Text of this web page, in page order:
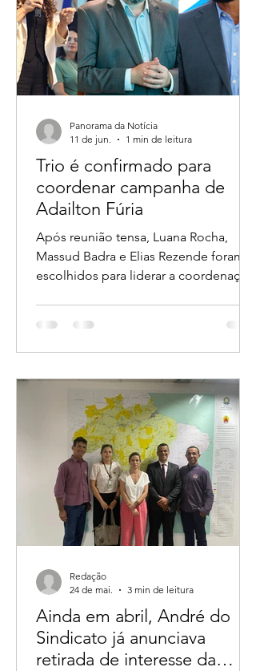
Trio é confirmado para
coordenar campanha de
Adailton Fúria
Após reunião tensa, Luana Rocha,
escolhidos para liderar a coordenação
Rondônia
Panorama da Notícia
11 de jun.
1 min de leitura
Ainda em abril, André do
Redação
24 de mai.
3 min de leitura